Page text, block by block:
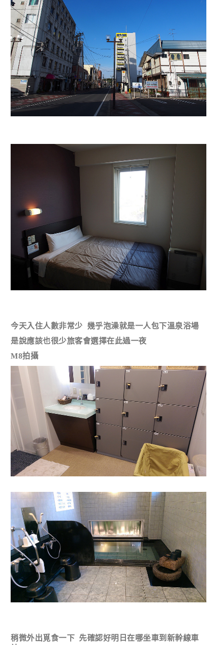
今天入住人數非常少 幾乎泡澡就是一人包下溫泉浴場
是說應該也很少旅客會選擇在此過一夜
M8拍攝
稍微外出覓食一下 先確認好明日在哪坐車到新幹線車